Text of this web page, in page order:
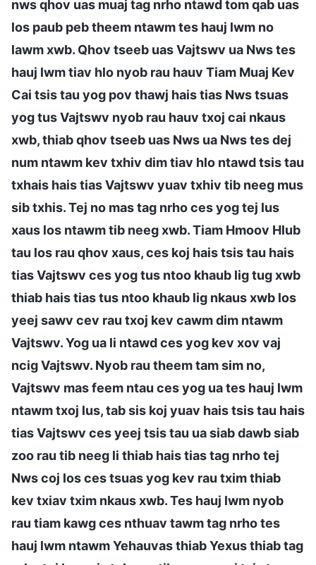
nws qhov uas muaj tag nrho ntawd tom qab uas
los paub peb theem ntawm tes hauj lwm no
lawm xwb. Qhov tseeb uas Vajtswv ua Nws tes
hauj lwm tiav hlo nyob rau hauv Tiam Muaj Kev
Cai tsis tau yog pov thawj hais tias Nws tsuas
yog tus Vajtswv nyob rau hauv txoj cai nkaus
xwb, thiab qhov tseeb uas Nws ua Nws tes dej
num ntawm kev txhiv dim tiav hlo ntawd tsis tau
txhais hais tias Vajtswv yuav txhiv tib neeg mus
sib txhis. Tej no mas tag nrho ces yog tej lus
xaus los ntawm tib neeg xwb. Tiam Hmoov Hlub
tau los rau qhov xaus, ces koj hais tsis tau hais
tias Vajtswv ces yog tus ntoo khaub lig tug xwb
thiab hais tias tus ntoo khaub lig nkaus xwb los
yeej sawv cev rau txoj kev cawm dim ntawm
Vajtswv. Yog ua li ntawd ces yog kev xov vaj
ncig Vajtswv. Nyob rau theem tam sim no,
Vajtswv mas feem ntau ces yog ua tes hauj lwm
ntawm txoj lus, tab sis koj yuav hais tsis tau hais
tias Vajtswv ces yeej tsis tau ua siab dawb siab
zoo rau tib neeg li thiab hais tias tag nrho tej
Nws coj los ces tsuas yog kev rau txim thiab
kev txiav txim nkaus xwb. Tes hauj lwm nyob
rau tiam kawg ces nthuav tawm tag nrho tes
hauj lwm ntawm Yehauvas thiab Yexus thiab tag